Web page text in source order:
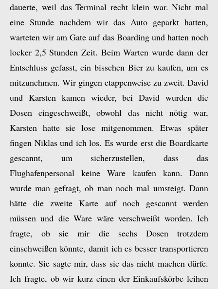
dauerte, weil das Terminal recht klein war. Nicht mal
eine Stunde nachdem wir das Auto geparkt hatten,
warteten wir am Gate auf das Boarding und hatten noch
locker 2,5 Stunden Zeit. Beim Warten wurde dann der
Entschluss gefasst, ein bisschen Bier zu kaufen, um es
mitzunehmen. Wir gingen etappenweise zu zweit. David
und Karsten kamen wieder, bei David wurden die
Dosen eingeschweißt, obwohl das nicht nötig war,
Karsten hatte sie lose mitgenommen. Etwas später
fingen Niklas und ich los. Es wurde erst die Boardkarte
gescannt, um sicherzustellen, dass das
Flughafenpersonal keine Ware kaufen kann. Dann
wurde man gefragt, ob man noch mal umsteigt. Dann
hätte die zweite Karte auf noch gescannt werden
müssen und die Ware wäre verschweißt worden. Ich
fragte, ob sie mir die sechs Dosen trotzdem
einschweißen könnte, damit ich es besser transportieren
konnte. Sie sagte mir, dass sie das nicht machen dürfe.
Ich fragte, ob wir kurz einen der Einkaufskörbe leihen